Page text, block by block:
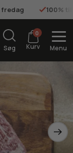
fredag 100%
Søg
0
Kurv Menu